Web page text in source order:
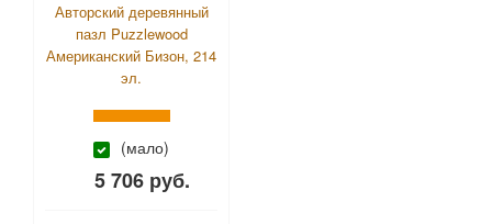
Авторский деревянный
пазл Puzzlewood
Американский Бизон, 214
эл.
(мало)
5 706 руб.